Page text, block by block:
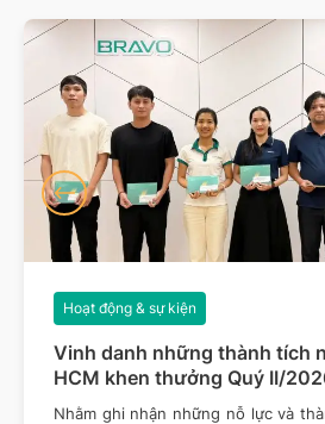
Vinh danh những thành tích
HCM khen thưởng Quý II/
Hoạt động & sự kiện
Nhằm ghi nhận những nỗ lực và